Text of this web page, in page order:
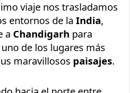
viaje nos trasladamos
entornos de laIndia,
a Chandigarh para
de los lugares más
maravillosos paisajes.